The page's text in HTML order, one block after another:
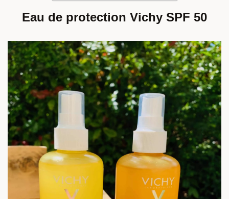
Eau de protection Vichy SPF 50